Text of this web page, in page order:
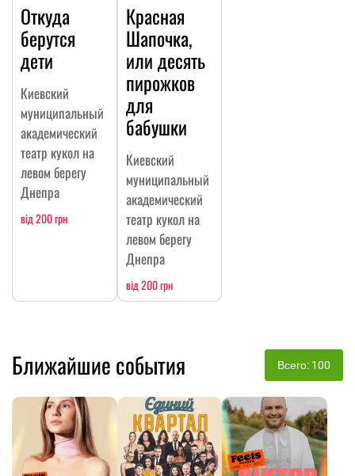
Откуда
берутся
дети
Киевский
муниципальный
академический
театр кукол на
левом берегу
Днепра
від 200 грн
Красная
Шапочка,
или десять
пирожков
для
бабушки
Киевский
муниципальный
академический
театр кукол на
левом берегу
Днепра
від 200 грн
Ближайшие события Всего: 100